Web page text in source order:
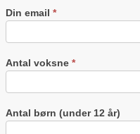
Din email *
Antal voksne *
Antal børn (under 12 år)